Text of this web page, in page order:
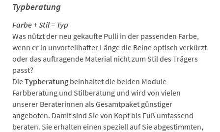
Typberatung
Farbe + Stil = Typ
Was nützt der neu gekaufte Pulli in der passenden Farbe,
wenn er in unvorteilhafter Länge die Beine optisch verkürzt
oder das auftragende Material nicht zum Stil des Trägers
passt?
DieTypberatung beinhaltet die beiden Module
Farbberatung und Stilberatung und wird von vielen
unserer Beraterinnen als Gesamtpaket günstiger
angeboten. Damit sind Sie von Kopf bis Fuß umfassend
beraten. Sie erhalten einen speziell auf Sie abgestimmten,